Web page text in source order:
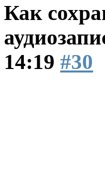
Как
14:19 #30